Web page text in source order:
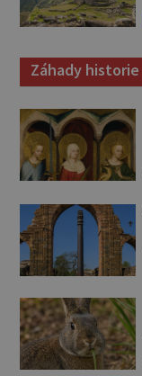
Záhady historie